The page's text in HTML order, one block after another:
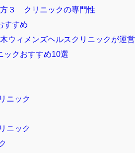
方３ クリニックの専門性
すすめ
ウィメンズヘルスクリニックが運営
ックおすすめ10選
ニック
ニック